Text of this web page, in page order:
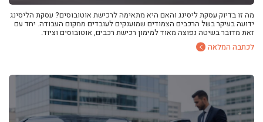
מה זו בדיוק עסקת ליסינג והאם היא מתאימה לרכישת אוטובוסים? עסקת הליסינג
ידועה בעיקר בשל הרכבים הצמודים שמוענקים לעובדים ממקום העבודה. יחד עם
זאת מדובר בשיטה נפוצה מאוד למימון רכישת רכבים, אוטובוסים וציוד.
לכתבה המלאה